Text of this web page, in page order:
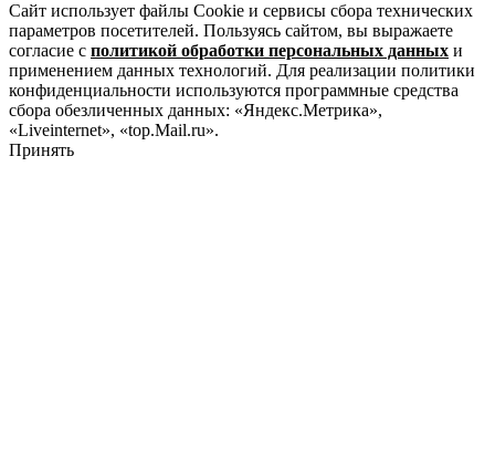
Сайт использует файлы Cookie и сервисы сбора технических
параметров посетителей. Пользуясь сайтом, вы выражаете
согласие с политикой обработки персональных данных и
применением данных технологий. Для реализации политики
конфиденциальности используются программные средства
сбора обезличенных данных: «Яндекс.Метрика»,
«Liveinternet», «top.Mail.ru».
Принять